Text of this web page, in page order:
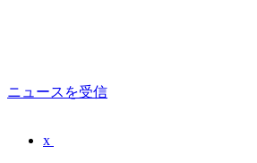
ニュースを受信
x